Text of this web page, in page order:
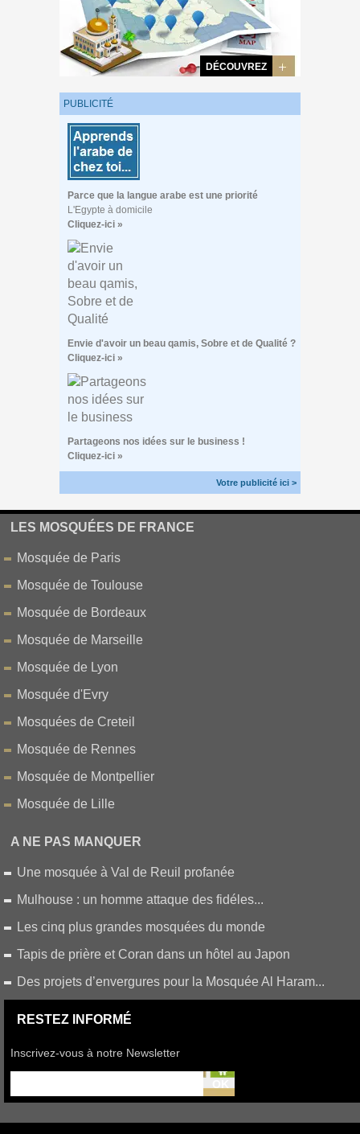
DÉCOUVREZ
PUBLICITÉ
Parce que la langue arabe est une priorité
L'Egypte à domicile
Cliquez-ici »
Envie d'avoir un beau qamis, Sobre et de Qualité ?
Cliquez-ici »
Partageons nos idées sur le business !
Cliquez-ici »
Votre publicité ici >
LES MOSQUÉES DE FRANCE
Mosquée de Paris
Mosquée de Toulouse
Mosquée de Bordeaux
Mosquée de Marseille
Mosquée de Lyon
Mosquée d'Evry
Mosquées de Creteil
Mosquée de Rennes
Mosquée de Montpellier
Mosquée de Lille
A NE PAS MANQUER
Une mosquée à Val de Reuil profanée
Mulhouse : un homme attaque des fidéles...
Les cinq plus grandes mosquées du monde
Tapis de prière et Coran dans un hôtel au Japon
Des projets d’envergures pour la Mosquée Al Haram...
RESTEZ INFORMÉ
Inscrivez-vous à notre Newsletter